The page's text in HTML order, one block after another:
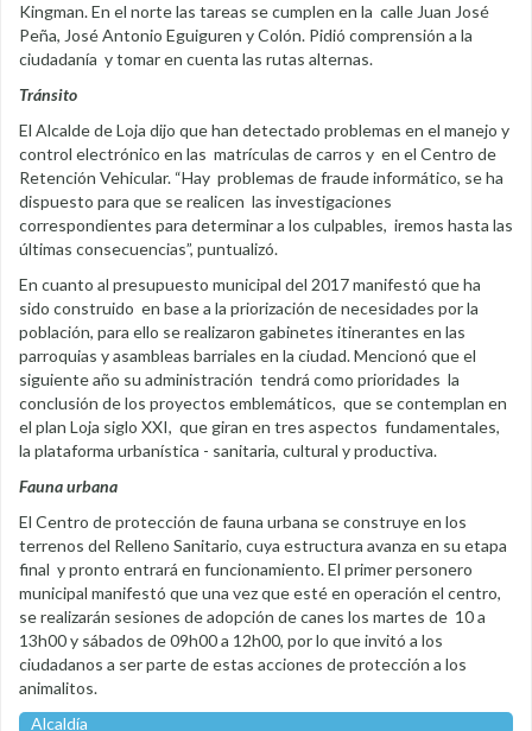
Kingman. En el norte las tareas se cumplen en la calle Juan José
Peña, José Antonio Eguiguren y Colón. Pidió comprensión a la
ciudadanía y tomar en cuenta las rutas alternas.
Tránsito
El Alcalde de Loja dijo que han detectado problemas en el manejo y
control electrónico en las matrículas de carros y en el Centro de
Retención Vehicular. “Hay problemas de fraude informático, se ha
dispuesto para que se realicen las investigaciones
correspondientes para determinar a los culpables, iremos hasta las
últimas consecuencias”, puntualizó.
En cuanto al presupuesto municipal del 2017 manifestó que ha
sido construido en base a la priorización de necesidades por la
población, para ello se realizaron gabinetes itinerantes en las
parroquias y asambleas barriales en la ciudad. Mencionó que el
siguiente año su administración tendrá como prioridades la
conclusión de los proyectos emblemáticos, que se contemplan en
el plan Loja siglo XXI, que giran en tres aspectos fundamentales,
la plataforma urbanística - sanitaria, cultural y productiva.
Fauna urbana
El Centro de protección de fauna urbana se construye en los
terrenos del Relleno Sanitario, cuya estructura avanza en su etapa
final y pronto entrará en funcionamiento. El primer personero
municipal manifestó que una vez que esté en operación el centro,
se realizarán sesiones de adopción de canes los martes de 10 a
13h00 y sábados de 09h00 a 12h00, por lo que invitó a los
ciudadanos a ser parte de estas acciones de protección a los
animalitos.
Alcaldía